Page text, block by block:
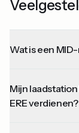
Wat is een
Mijn
ERE verdienen?